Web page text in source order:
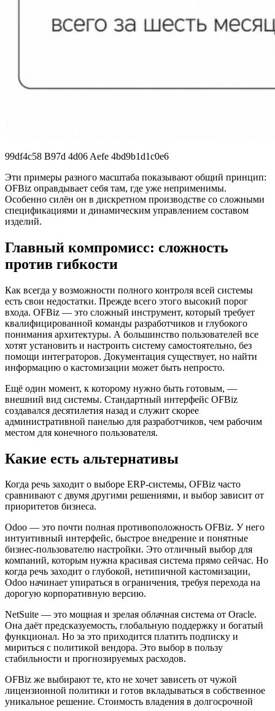
99df4c58 B97d 4d06 Aefe 4bd9b1d1c0e6
Эти примеры разного масштаба показывают общий принцип:
OFBiz оправдывает себя там, где уже неприменимы.
Особенно силён он в дискретном производстве со сложными
спецификациями и динамическим управлением составом
изделий.
Главный компромисс: сложность
против гибкости
Как всегда у возможности полного контроля всей системы
есть свои недостатки. Прежде всего этого высокий порог
входа. OFBiz — это сложный инструмент, который требует
квалифицированной команды разработчиков и глубокого
понимания архитектуры. А большинство пользователей все
хотят установить и настроить систему самостоятельно, без
помощи интеграторов. Документация существует, но найти
информацию о кастомизации может быть непросто.
Ещё один момент, к которому нужно быть готовым, —
внешний вид системы. Стандартный интерфейс OFBiz
создавался десятилетия назад и служит скорее
административной панелью для разработчиков, чем рабочим
местом для конечного пользователя.
Какие есть альтернативы
Когда речь заходит о выборе ERP-системы, OFBiz часто
сравнивают с двумя другими решениями, и выбор зависит от
приоритетов бизнеса.
Odoo — это почти полная противоположность OFBiz. У него
интуитивный интерфейс, быстрое внедрение и понятные
бизнес-пользователю настройки. Это отличный выбор для
компаний, которым нужна красивая система прямо сейчас. Но
когда речь заходит о глубокой, нетипичной кастомизации,
Odoo начинает упираться в ограничения, требуя перехода на
дорогую корпоративную версию.
NetSuite — это мощная и зрелая облачная система от Oracle.
Она даёт предсказуемость, глобальную поддержку и богатый
функционал. Но за это приходится платить подписку и
мириться с политикой вендора. Это выбор в пользу
стабильности и прогнозируемых расходов.
OFBiz же выбирают те, кто не хочет зависеть от чужой
лицензионной политики и готов вкладываться в собственное
уникальное решение. Стоимость владения в долгосрочной